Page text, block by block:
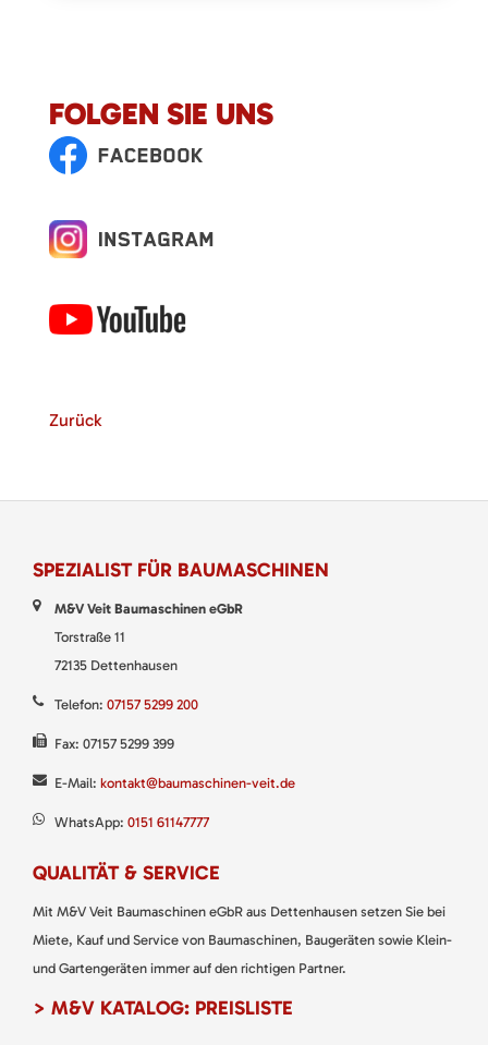
FOLGEN SIE UNS
Zurück
SPEZIALIST FÜR BAUMASCHINEN
M&V Veit Baumaschinen eGbR
Torstraße 11
72135 Dettenhausen
Telefon: 07157 5299 200
Fax: 07157 5299 399
E-Mail: kontakt@baumaschinen-veit.de
WhatsApp: 0151 61147777
QUALITÄT & SERVICE
Mit M&V Veit Baumaschinen eGbR aus Dettenhausen setzen Sie bei
Miete, Kauf und Service von Baumaschinen, Baugeräten sowie Klein-
und Gartengeräten immer auf den richtigen Partner.
> M&V KATALOG: PREISLISTE